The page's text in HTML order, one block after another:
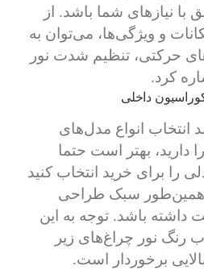
با نیازهای شما باشد. از
و ویژگی‌ها، می‌توان به
حرکتی، تنظیم شدت نور
کرد.
انتخاب انواع مدل‌های
دارید، بهتر است حتما
را برای خرید انتخاب کنید
همین‌طور سبک طراحی
داشته باشد. توجه به این
رنگ نور چراغ‌های زیر
برخوردار است.